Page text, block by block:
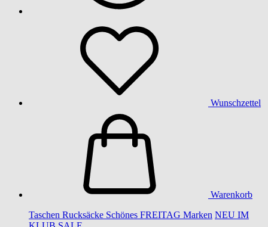
Wunschzettel
Warenkorb
Taschen Rucksäcke Schönes FREITAG Marken NEU IM